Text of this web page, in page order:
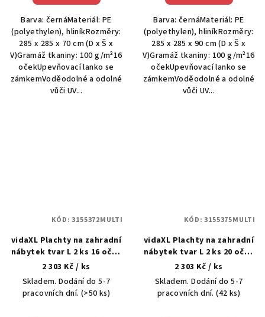
Barva: černáMateriál: PE
(polyethylen), hliníkRozměry:
285 x 285 x 70 cm (D x Š x
V)Gramáž tkaniny: 100 g/m²16
očekUpevňovací lanko se
zámkemVoděodolné a odolné
vůči UV...
Barva: černáMateriál: PE
(polyethylen), hliníkRozměry:
285 x 285 x 90 cm (D x Š x
V)Gramáž tkaniny: 100 g/m²16
očekUpevňovací lanko se
zámkemVoděodolné a odolné
vůči UV...
vidaXL Plachty na zahradní
nábytek tvar L 2 ks 16 oček
250x250x70 cm
2 303 Kč / ks
Skladem. Dodání do 5-7
pracovních dní.(>50 ks)
KÓD:3155372MULTI
vidaXL Plachty na zahradní
nábytek tvar L 2 ks 20 oček
300x300x70 cm
2 303 Kč / ks
Skladem. Dodání do 5-7
pracovních dní.(42 ks)
KÓD:3155375MULTI